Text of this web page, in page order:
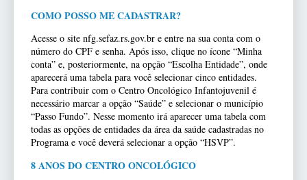
COMO POSSO ME CADASTRAR?
Acesse o site nfg.sefaz.rs.gov.br e entre na sua conta com o
número do CPF e senha. Após isso, clique no ícone “Minha
conta” e, posteriormente, na opção “Escolha Entidade”, onde
aparecerá uma tabela para você selecionar cinco entidades.
Para contribuir com o Centro Oncológico Infantojuvenil é
necessário marcar a opção “Saúde” e selecionar o município
“Passo Fundo”. Nesse momento irá aparecer uma tabela com
todas as opções de entidades da área da saúde cadastradas no
Programa e você deverá selecionar a opção “HSVP”.
8 ANOS DO CENTRO ONCOLÓGICO